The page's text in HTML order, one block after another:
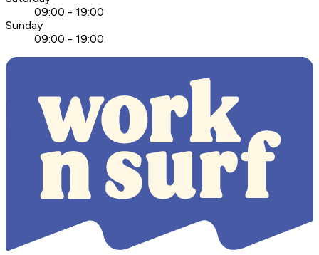
09:00 - 19:00
Sunday
09:00 - 19:00